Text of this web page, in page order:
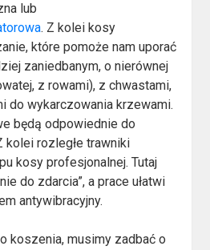
lub
. Z kolei kosy
które pomoże nam uporać
zaniedbanym, o nierównej
z rowami), z chwastami,
do wykarczowania krzewami.
będą odpowiednie do
kolei rozległe trawniki
kosy profesjonalnej. Tutaj
do zdarcia”, a prace ułatwi
antywibracyjny.
koszenia, musimy zadbać o